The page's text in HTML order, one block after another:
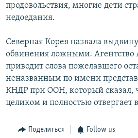
продовольствия, многие дети
недоедания.
Северная Корея назвала
обвинения ложными. Агентство
приводит слова пожелавшего
неназванным по имени
КНДР при ООН, который сказал,
целиком и полностью
Поделиться Follow us